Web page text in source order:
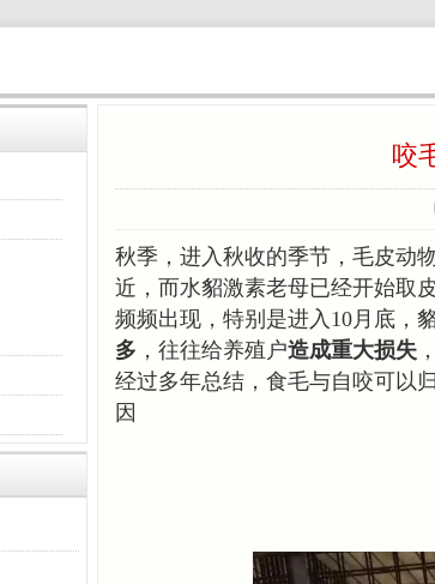
咬
秋季， 进入秋收的季节，毛皮动
近，而水貂激素老母已经开始取
频频出现，特别是进入10月底，
多 ，往往给养殖户造成重大损失 ，
经过多年总结，食毛与自咬可以
因